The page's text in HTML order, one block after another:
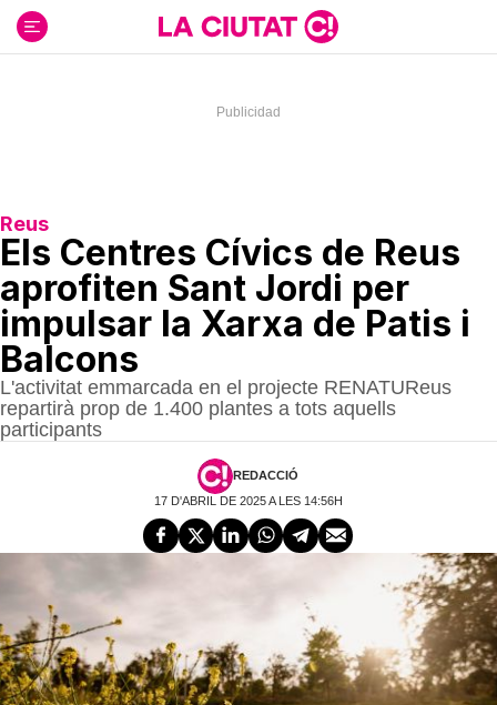
contenido
Reus
Els Centres Cívics de Reus
aprofiten Sant Jordi per
impulsar la Xarxa de Patis i
Balcons
L'activitat emmarcada en el projecte RENATUReus
repartirà prop de 1.400 plantes a tots aquells
participants
REDACCIÓ
17 D'ABRIL DE 2025 A LES 14:56H